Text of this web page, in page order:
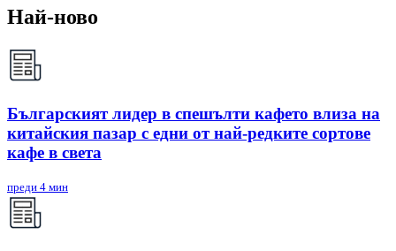
Най-ново
Българският лидер в спешълти кафето влиза на
китайския пазар с едни от най-редките сортове
кафе в света
преди 4 мин